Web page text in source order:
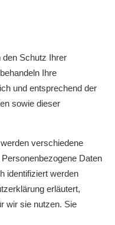
den Schutz Ihrer
Ihre
und entsprechend der
sowie dieser
verschiedene
Daten
identifiziert werden
erläutert,
wir sie nutzen. Sie